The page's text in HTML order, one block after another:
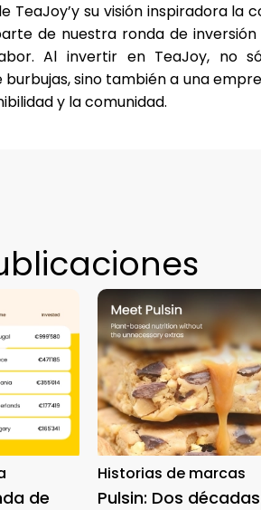
TeaJoy’y su visión inspiradora
de nuestra ronda de
Al invertir en TeaJoy, no
sino también a una
y la comunidad.
de
Historias de marcas
Pulsin: Dos décadas